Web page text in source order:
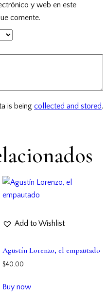
y web en este
comente.
is being collected and stored.
Add to Wishlist
Agustín Lorenzo, el empautado
$40.00
Buy now